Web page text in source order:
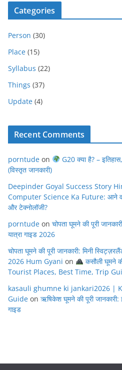
Categories
Person (30)
Place (15)
Syllabus (22)
Things (37)
Update (4)
Recent Comments
porntude on
G20 क्या है? –
(विस्तृत जानकारी)
Deepinder Goyal Success Story
Computer Science Ka Future: आने
और टेक्नोलॉजी?
porntude on चोपता घूमने की पूरी
यात्रा गाइड 2026
चोपता घूमने की पूरी जानकारी: मिनी
2026 Hum Gyani on
कसौली घूमने
Tourist Places, Best Time, Trip
kasauli ghumne ki jankari2026 |
Guide on ऋषिकेश घूमने की पूरी जानकारी:
गाइड